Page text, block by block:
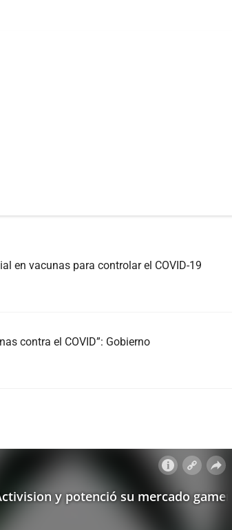
en vacunas para controlar el COVID-19
contra el COVID”: Gobierno